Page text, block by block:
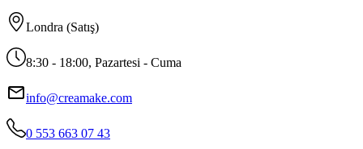
Londra (Satış)
8:30 - 18:00, Pazartesi - Cuma
info@creamake.com
0 553 663 07 43